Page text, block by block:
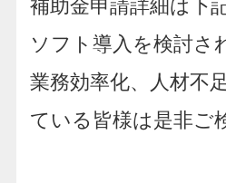
補助金申請詳細は下
ソフト導入を検討さ
業務効率化、人材不
ている皆様は是非ご